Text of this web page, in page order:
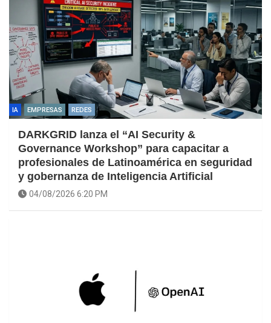
IA EMPRESAS REDES
DARKGRID lanza el “AI Security &
Governance Workshop” para capacitar a
profesionales de Latinoamérica en seguridad
y gobernanza de Inteligencia Artificial
04/08/2026 6:20 PM